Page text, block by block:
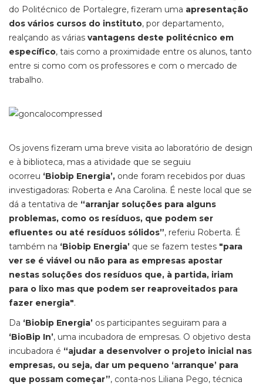
do Politécnico de Portalegre, fizeram uma apresentação
dos vários cursos do instituto, por departamento,
realçando as várias vantagens deste politécnico em
específico, tais como a proximidade entre os alunos, tanto
entre si como com os professores e com o mercado de
trabalho.
Os jovens fizeram uma breve visita ao laboratório de design
e à biblioteca, mas a atividade que se seguiu
ocorreu ‘Biobip Energia’, onde foram recebidos por duas
investigadoras: Roberta e Ana Carolina. É neste local que se
dá a tentativa de “arranjar soluções para alguns
problemas, como os resíduos, que podem ser
efluentes ou até resíduos sólidos”, referiu Roberta. É
também na ‘Biobip Energia’ que se fazem testes "para
ver se é viável ou não para as empresas apostar
nestas soluções dos resíduos que, à partida, iriam
para o lixo mas que podem ser reaproveitados para
fazer energia".
Da ‘Biobip Energia’ os participantes seguiram para a
‘BioBip In’, uma incubadora de empresas. O objetivo desta
incubadora é “ajudar a desenvolver o projeto inicial nas
empresas, ou seja, dar um pequeno ‘arranque’ para
que possam começar”, conta-nos Liliana Pego, técnica